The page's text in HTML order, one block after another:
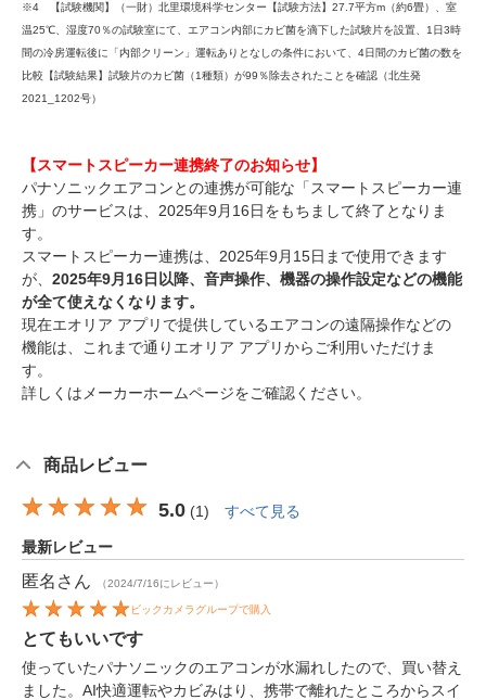
※4 【試験機関】（一財）北里環境科学センター【試験方法】27.7平方m（約6畳）、室
温25℃、湿度70％の試験室にて、エアコン内部にカビ菌を滴下した試験片を設置、1日3時
間の冷房運転後に「内部クリーン」運転ありとなしの条件において、4日間のカビ菌の数を
比較【試験結果】試験片のカビ菌（1種類）が99％除去されたことを確認（北生発
2021_1202号）
【スマートスピーカー連携終了のお知らせ】
パナソニックエアコンとの連携が可能な「スマートスピーカー連
携」のサービスは、2025年9月16日をもちまして終了となりま
す。
スマートスピーカー連携は、2025年9月15日まで使用できます
が、 2025年9月16日以降、音声操作、機器の操作設定などの機能
が全て使えなくなります。
現在エオリア アプリで提供しているエアコンの遠隔操作などの
機能は、これまで通りエオリア アプリからご利用いただけま
す。
詳しくはメーカーホームページをご確認ください。
商品レビュー
5.0 (1) すべて見る
最新レビュー
匿名 さん （2024/7/16にレビュー）
ビックカメラグループで購入
とてもいいです
使っていたパナソニックのエアコンが水漏れしたので、買い替え
ました。AI快適運転やカビみはり、携帯で離れたところからスイ